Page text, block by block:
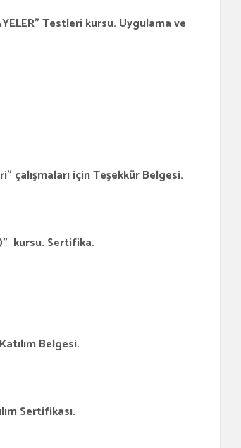
Testleri kursu. Uygulama ve
için Teşekkür Belgesi.
kursu. Sertifika.
Belgesi.
Sertifikası.